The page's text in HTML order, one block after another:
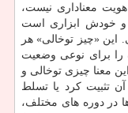
معناداری نیست،
و خودش ابزاری است
این «چیز توخالی» هر
را برای نوعی وضعیت
معنا چیزی توخالی و
تثبیت كرد یا تسلط
در دوره های مختلف،